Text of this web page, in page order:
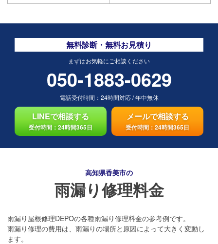
無料診断・無料お見積り
まずはお気軽にご相談ください
050-1883-0629
電話受付時間： 24時間対応/年中無休
LINEで相談する
受付時間：24時間365日
メールで相談する
受付時間：24時間365日
高知県香美市の
雨漏り修理料金
雨漏り屋根修理DEPOの各種雨漏り修理料金の参考例です。
雨漏り修理の費用は、雨漏りの場所と原因によって大きく変動し
ます。